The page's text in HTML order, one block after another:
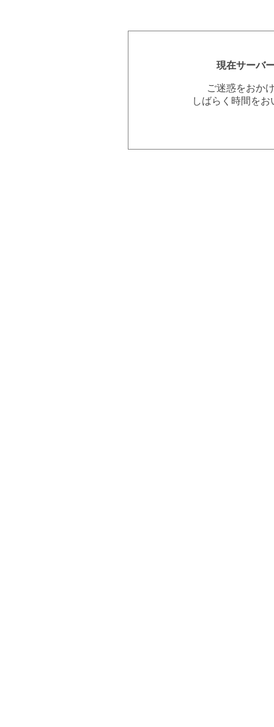
現在サーバ
ご迷惑をおか
しばらく時間を